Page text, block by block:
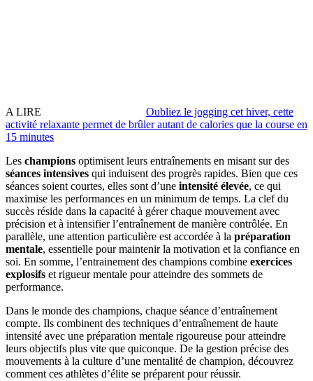
A LIRE
Oubliez le jogging cet hiver, cette
activité relaxante permet de brûler autant de calories que la course en
15 minutes
Les champions optimisent leurs entraînements en misant sur des
séances intensives qui induisent des progrès rapides. Bien que ces
séances soient courtes, elles sont d’une intensité élevée, ce qui
maximise les performances en un minimum de temps. La clef du
succès réside dans la capacité à gérer chaque mouvement avec
précision et à intensifier l’entraînement de manière contrôlée. En
parallèle, une attention particulière est accordée à la préparation
mentale, essentielle pour maintenir la motivation et la confiance en
soi. En somme, l’entrainement des champions combine exercices
explosifs et rigueur mentale pour atteindre des sommets de
performance.
Dans le monde des champions, chaque séance d’entraînement
compte. Ils combinent des techniques d’entraînement de haute
intensité avec une préparation mentale rigoureuse pour atteindre
leurs objectifs plus vite que quiconque. De la gestion précise des
mouvements à la culture d’une mentalité de champion, découvrez
comment ces athlètes d’élite se préparent pour réussir.